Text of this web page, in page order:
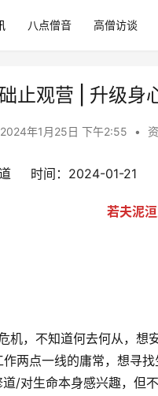
八点僧音 高僧访谈
止观营 | 升级身
2024年1月25日 下午2:55 •
时间：2024-01-21
若夫泥
机，不知道何去何从，想
两点一线的庸常，想寻找
/对生命本身感兴趣，但